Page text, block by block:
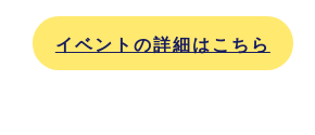
イベントの詳細はこちら